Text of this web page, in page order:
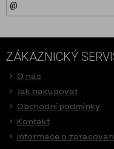
ZÁKAZNICKÝ
O nás
Jak nakupovat
Obchodní podmínky
Kontakt
Informace o